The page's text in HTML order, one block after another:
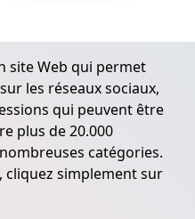
site Web qui permet
les réseaux sociaux,
qui peuvent être
plus de 20.000
catégories.
cliquez simplement sur